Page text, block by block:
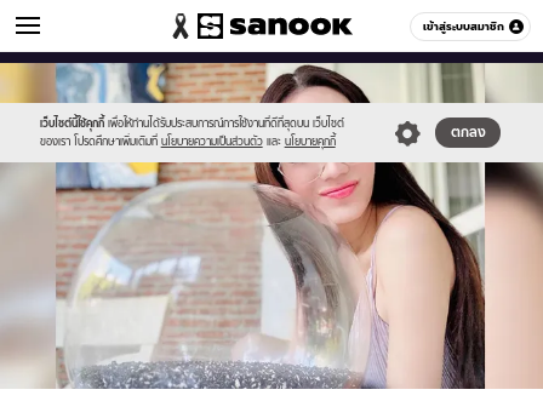
เข้าสู่ระบบสมาชิก
ข่าวบันเทิง หมวดอื่นๆ
เว็บไซต์นี้ใช้คุกกี้ เพื่อให้ท่านได้รับประสบการณ์การใช้งานที่ดีที่สุดบน เว็บไซต์
ของเรา โปรดศึกษาเพิ่มเติมที่ นโยบายความเป็นส่วนตัว และ นโยบายคุกกี้
ตกลง
Sanook
//s.isanook.com/sr/0/images/logo-
new-
sanook.png
//s.isanook.com/ns/0/ud/1742/8710234/1.jpg